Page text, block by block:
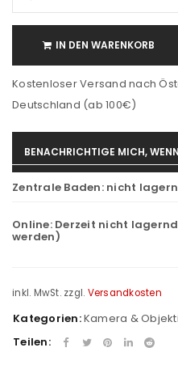
IN DEN WARENKORB
Kostenloser Versand nach
Deutschland (ab 100€)
BENACHRICHTIGE MICH,
Zentrale Baden: nicht
Online: Derzeit nicht
werden)
inkl. MwSt. zzgl. Versandkosten
Kategorien:Kamera &
Teilen: